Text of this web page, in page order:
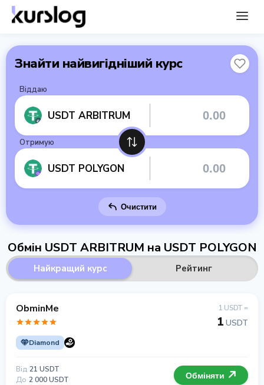
Знайти найвигідніший курс
Віддаю
USDT ARBITRUM
Отримую
USDT POLYGON
Очистити
Обмін USDT ARBITRUM на USDT POLYGON
Найкращий курс Рейтинг
ObminMe
Diamond
1 USDT =
1 USDT
Від 21 USDT
До 2 000 USDT Обміняти